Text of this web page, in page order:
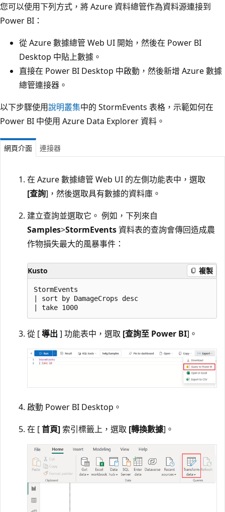
您可以使用下列方式，將 Azure 資料總管作為資料源連接到
Power BI：
從 Azure 數據總管 Web UI 開始，然後在 Power BI
Desktop 中貼上數據。
直接在 Power BI Desktop 中啟動，然後新增 Azure 數據
總管連接器。
以下步驟使用說明叢集中的 StormEvents 表格，示範如何在
Power BI 中使用 Azure Data Explorer 資料。
網頁介面 連接器
在 Azure 數據總管 Web UI 的左側功能表中，選取
[查詢]，然後選取具有數據的資料庫。
建立查詢並選取它。 例如，下列來自
Samples>StormEvents資料表的查詢會傳回造成農
作物損失最大的風暴事件：
Kusto 複製
StormEvents
| sort by DamageCrops desc
從 [導出 ] 功能表中，選取 [查詢至 Power BI]。
啟動 Power BI Desktop。
在 [首頁] 索引標籤上，選取 [轉換數據]。